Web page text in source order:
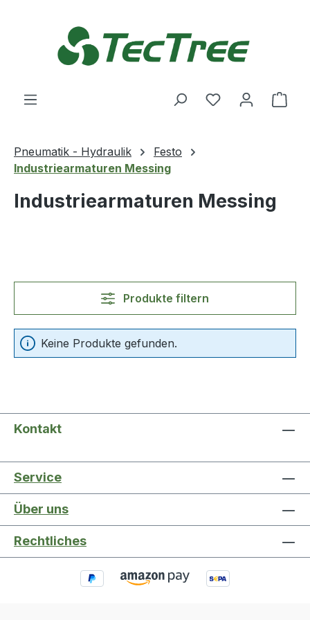
Du hast 0
Pneumatik - Hydraulik
Festo
Industriearmaturen Messing
Industriearmaturen Messing
Produkte filtern
Keine Produkte gefunden.
Kontakt
Service
Über uns
Rechtliches